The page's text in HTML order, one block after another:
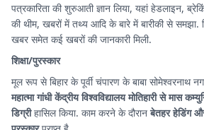
पत्रकारिता की शुरुआती ज्ञान लिया, यहां हेडलाइन,
की थीम, खबरों में तथ्य आदि के बारे में बारीकी से समझा. जिले से जुड़ी खबर, लोकल
खबर समेत कई खबरों की जानकारी मिली.
शिक्षा/पुरस्कार
मूल रूप से बिहार के पूर्वी चंपारण के बाबा सोमेश्वरनाथ
महात्मा गांधी केंद्रीय विश्वविद्यालय मोतिहारी से मास
डिग्रीहासिल किया. काम करने के दौरानबेतहर हेडिंग